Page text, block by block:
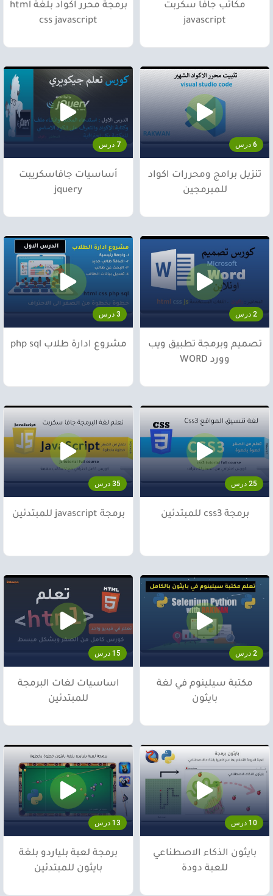
مكاتب جافا سكربت
javascript
برمجة محرر اكواد بلغة html
css javascript
6 درس
تنزيل برامج ومحررات اكواد
للمبرمجين
7 درس
أساسيات جافاسكريبت
jquery
2 درس
تصميم وبرمجة تطبيق ويب
وورد WORD
3 درس
مشروع ادارة طلاب php sql
25 درس
برمجة css3 للمبتدئين
35 درس
برمجة javascript للمبتدئين
2 درس
مكتبة سيلينوم في لغة
بايثون
15 درس
اساسيات لغات البرمجة
للمبتدئين
10 درس
بايثون الذكاء الاصطناعي
للعبة دودة
13 درس
برمجة لعبة بلياردو بلغة
بايثون للمبتدئين